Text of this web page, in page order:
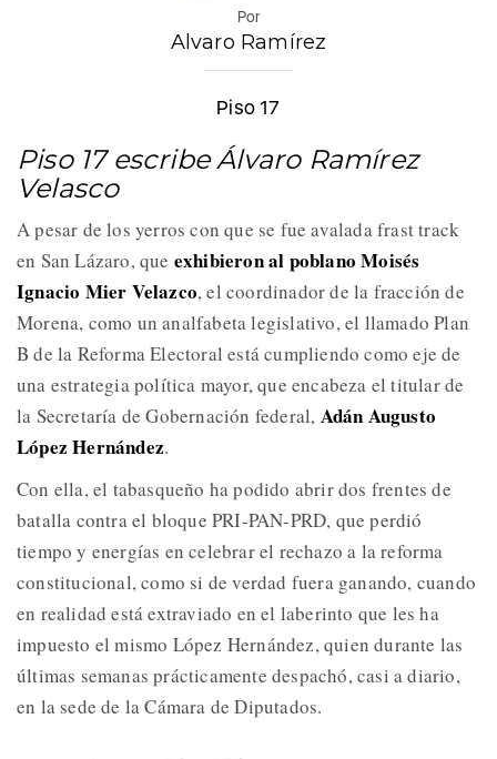
Por
Alvaro Ramírez
Piso 17
Piso 17 escribe Álvaro Ramírez
Velasco
A pesar de los yerros con que se fue avalada frast track
en San Lázaro, que exhibieron al poblano Moisés
Ignacio Mier Velazco, el coordinador de la fracción de
Morena, como un analfabeta legislativo, el llamado Plan
B de la Reforma Electoral está cumpliendo como eje de
una estrategia política mayor, que encabeza el titular de
la Secretaría de Gobernación federal, Adán Augusto
López Hernández.
Con ella, el tabasqueño ha podido abrir dos frentes de
batalla contra el bloque PRI-PAN-PRD, que perdió
tiempo y energías en celebrar el rechazo a la reforma
constitucional, como si de verdad fuera ganando, cuando
en realidad está extraviado en el laberinto que les ha
impuesto el mismo López Hernández, quien durante las
últimas semanas prácticamente despachó, casi a diario,
en la sede de la Cámara de Diputados.